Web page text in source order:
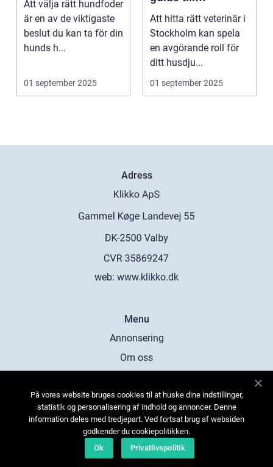
Att välja rätt hundfoder
är en av de viktigaste
beslut du kan ta för din
hunds h...
01 september 2025
djursjukvård i
huvudstaden
Att hitta rätt veterinär i
Stockholm kan spela
en avgörande roll för
ditt husdju...
01 september 2025
Adress
web: www.klikko.dk
Menu
Annonsering
Om oss
Kontakta oss
Sitemap
På vores website bruges cookies til at huske dine indstillinger,
statistik og personalisering af indhold og annoncer. Denne
information deles med tredjepart. Ved fortsat brug af websiden
godkender du cookiepolitikken.
Ok
Privatlivspolitik